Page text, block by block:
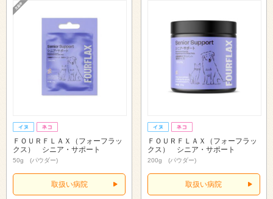
ＦＯＵＲＦＬＡＸ（フォーフラッ
クス） シニア・サポート
50g (パウダー)
取扱い病院
ＦＯＵＲＦＬＡＸ（フォーフラッ
クス） シニア・サポート
200g (パウダー)
取扱い病院